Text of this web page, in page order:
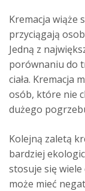
Kremacja wiąże
przyciągają
Jedną z
porównaniu do
ciała. Kremacja
osób, które nie
dużego
Kolejną zaletą
bardziej
stosuje się wiele
może mieć